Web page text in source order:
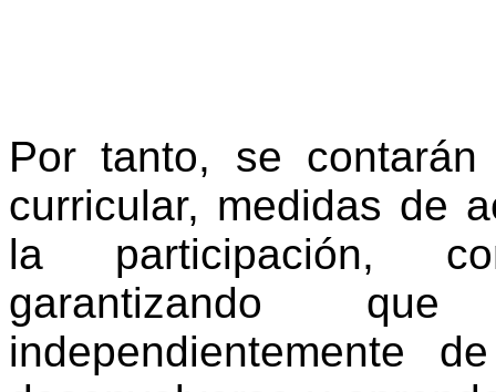
Por tanto, se
curricular, medidas de
la participación,
garantizando
independientemente